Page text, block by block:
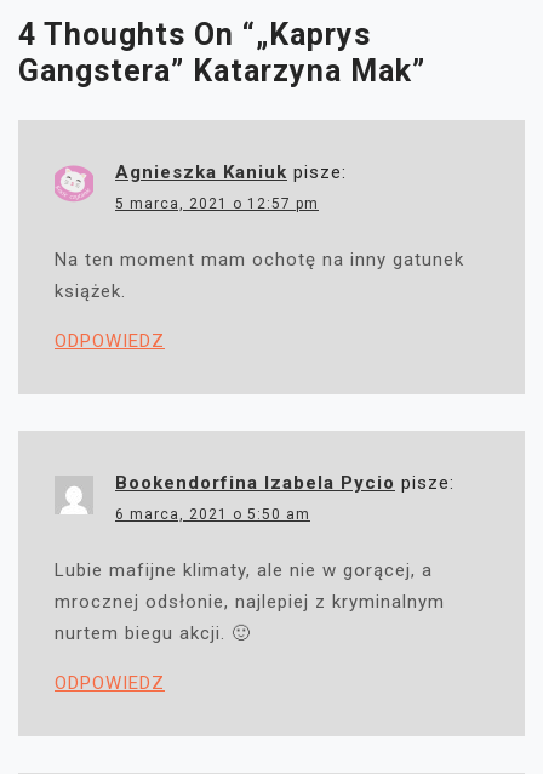
4 Thoughts On “„Kaprys
Gangstera” Katarzyna Mak”
Agnieszka Kaniuk pisze:
5 marca, 2021 o 12:57 pm
Na ten moment mam ochotę na inny gatunek
książek.
ODPOWIEDZ
Bookendorfina Izabela Pycio pisze:
6 marca, 2021 o 5:50 am
Lubie mafijne klimaty, ale nie w gorącej, a
mrocznej odsłonie, najlepiej z kryminalnym
nurtem biegu akcji. 🙂
ODPOWIEDZ